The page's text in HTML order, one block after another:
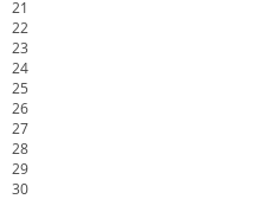
21
22
23
24
25
26
27
28
29
30